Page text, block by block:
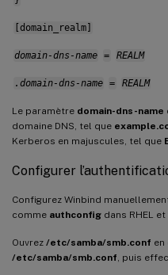
[domain_realm]
domain-dns-name = REALM
.domain-dns-name = REALM
Le paramètre domain-dns-name
domaine DNS, tel que
Kerberos en majuscules, tel que
Configurer
Configurez Winbind
comme authconfig dans RHEL et
Ouvrez /etc/samba/smb.conf en
/etc/samba/smb.conf , puis